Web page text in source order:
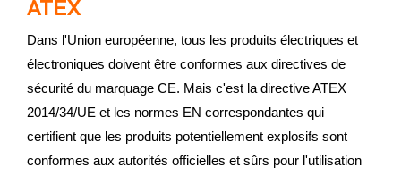
ATEX
Dans l'Union européenne, tous les produits électriques et
électroniques doivent être conformes aux directives de
sécurité du marquage CE. Mais c'est la directive ATEX
2014/34/UE et les normes EN correspondantes qui
certifient que les produits potentiellement explosifs sont
conformes aux autorités officielles et sûrs pour l'utilisation